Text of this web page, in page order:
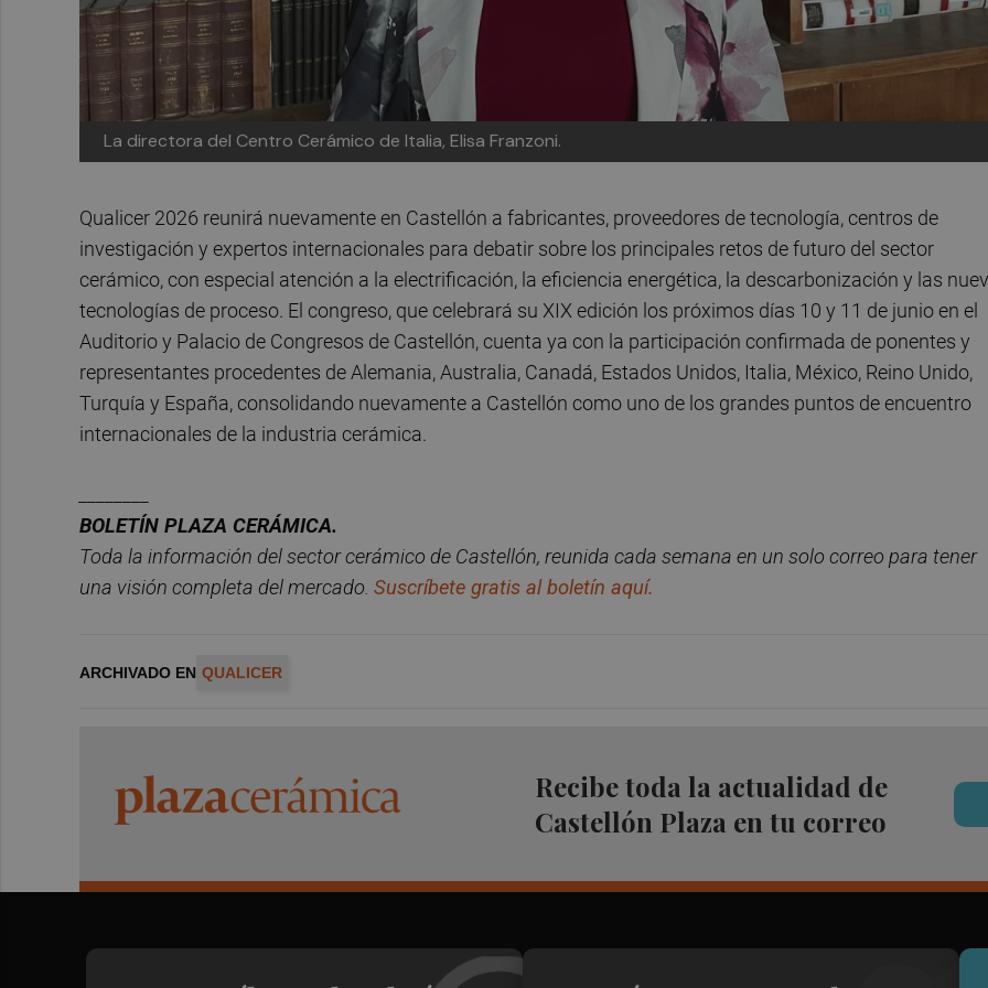
La directora del Centro Cerámico de Italia, Elisa Franzoni.
Qualicer 2026 reunirá nuevamente en Castellón a fabricantes, proveedores de tecnología, centros de
investigación y expertos internacionales para debatir sobre los principales retos de futuro del sector
cerámico, con especial atención a la electrificación, la eficiencia energética, la descarbonización y las
tecnologías de proceso. El congreso, que celebrará su XIX edición los próximos días 10 y 11 de junio en el
Auditorio y Palacio de Congresos de Castellón, cuenta ya con la participación confirmada de ponentes y
representantes procedentes de Alemania, Australia, Canadá, Estados Unidos, Italia, México, Reino Unido,
Turquía y España, consolidando nuevamente a Castellón como uno de los grandes puntos de encuentro
internacionales de la industria cerámica.
BOLETÍN PLAZA CERÁMICA.
Toda la información del sectorcerámico de Castellón, reunida cada semana en un solo correo para tener
una visión completa del mercado. Suscríbete gratis al boletín aquí.
ARCHIVADO EN QUALICER
Recibe toda la actualidad de
Castellón Plaza en tu correo